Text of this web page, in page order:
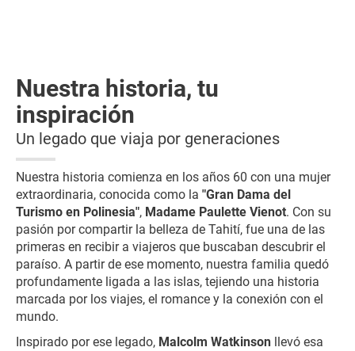
Nuestra historia, tu
inspiración
Un legado que viaja por generaciones
Nuestra historia comienza en los años 60 con una mujer
extraordinaria, conocida como la "Gran Dama del
Turismo en Polinesia", Madame Paulette Vienot. Con su
pasión por compartir la belleza de Tahití, fue una de las
primeras en recibir a viajeros que buscaban descubrir el
paraíso. A partir de ese momento, nuestra familia quedó
profundamente ligada a las islas, tejiendo una historia
marcada por los viajes, el romance y la conexión con el
mundo.
Inspirado por ese legado, Malcolm Watkinson llevó esa